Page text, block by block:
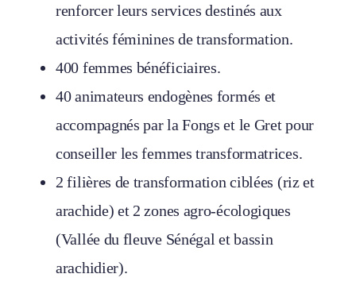
renforcer leurs services destinés aux
activités féminines de transformation.
400 femmes bénéficiaires.
40 animateurs endogènes formés et
accompagnés par la Fongs et le Gret pour
conseiller les femmes transformatrices.
2 filières de transformation ciblées (riz et
arachide) et 2 zones agro-écologiques
(Vallée du fleuve Sénégal et bassin
arachidier).